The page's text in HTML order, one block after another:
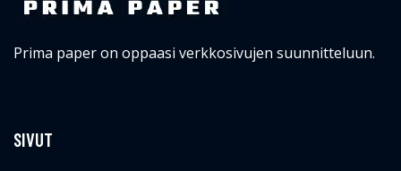
Prima paper on oppaasi verkkosivujen suunnitteluun.
SIVUT